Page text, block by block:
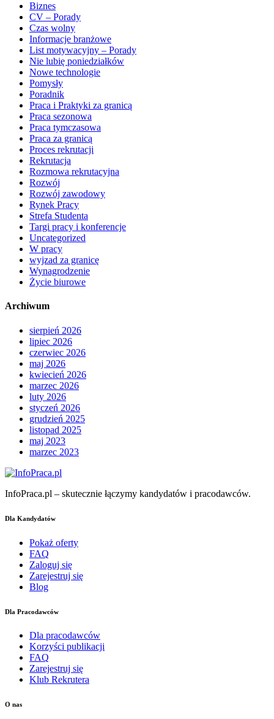
Biznes
CV – Porady
Czas wolny
Informacje branżowe
List motywacyjny – Porady
Nie lubię poniedziałków
Nowe technologie
Pomysły
Poradnik
Praca i Praktyki za granicą
Praca sezonowa
Praca tymczasowa
Praca za granicą
Proces rekrutacji
Rekrutacja
Rozmowa rekrutacyjna
Rozwój
Rozwój zawodowy
Rynek Pracy
Strefa Studenta
Targi pracy i konferencje
Uncategorized
W pracy
wyjzad za granicę
Wynagrodzenie
Życie biurowe
Archiwum
sierpień 2026
lipiec 2026
czerwiec 2026
maj 2026
kwiecień 2026
marzec 2026
luty 2026
styczeń 2026
grudzień 2025
listopad 2025
maj 2023
marzec 2023
InfoPraca.pl – skutecznie łączymy kandydatów i pracodawców.
Dla Kandydatów
Pokaż oferty
FAQ
Zaloguj się
Zarejestruj się
Blog
Dla Pracodawców
Dla pracodawców
Korzyści publikacji
FAQ
Zarejestruj się
Klub Rekrutera
O nas